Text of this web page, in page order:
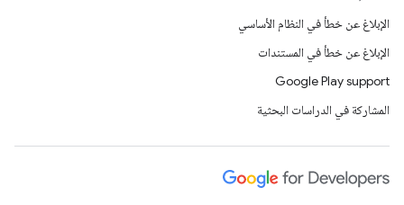
الإبلاغ عن خطأ في النظام الأساسي
الإبلاغ عن خطأ في المستندات
Google Play support
المشاركة في الدراسات البحثية